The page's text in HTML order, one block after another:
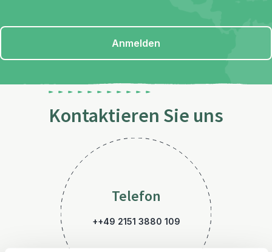
Anmelden
Kontaktieren Sie uns
Telefon
++49 2151 3880 109